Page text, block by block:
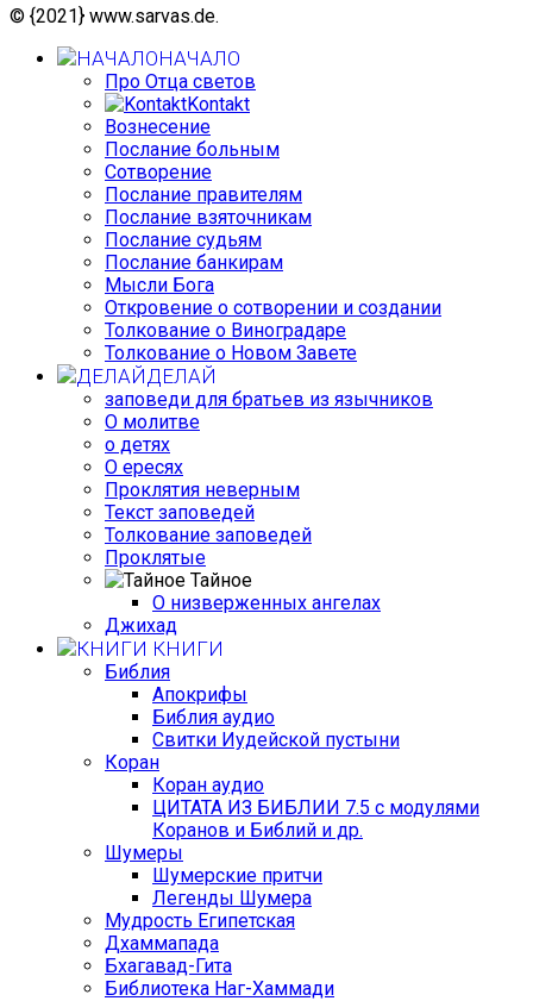
© {2021} www.sarvas.de.
НАЧАЛО
Про Отца светов
Kontakt
Вознесение
Послание больным
Сотворение
Послание правителям
Послание взяточникам
Послание судьям
Послание банкирам
Мысли Бога
Откровение о сотворении и создании
Толкование о Виноградаре
Толкование о Новом Завете
ДЕЛАЙ
заповеди для братьев из язычников
О молитве
о детях
О ересях
Проклятия неверным
Текст заповедей
Толкование заповедей
Проклятые
Тайное
О низверженных ангелах
Джихад
КНИГИ
Библия
Апокрифы
Библия аудио
Свитки Иудейской пустыни
Коран
Коран аудио
ЦИТАТА ИЗ БИБЛИИ 7.5 с модулями
Коранов и Библий и др.
Шумеры
Шумерские притчи
Легенды Шумера
Мудрость Египетская
Дхаммапада
Бхагавад-Гита
Библиотека Наг-Хаммади